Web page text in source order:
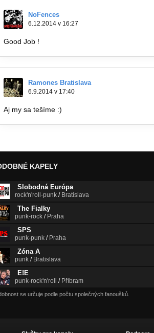
NoFences
6.12.2014 v 16:27
Good Job !
Ramones Bratislava
6.9.2014 v 17:40
Aj my sa tešíme :)
KAPELY
Slobodná Európa
rock'n'roll-punk / Bratislava
The Fialky
punk-rock / Praha
SPS
punk-punk / Praha
Zóna A
punk / Bratislava
E!E
punk-rock'n'roll / Příbram
se určuje podle počtu společných fanoušků.